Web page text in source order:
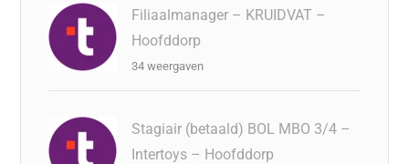
Filiaalmanager – KRUIDVAT –
Hoofddorp
34 weergaven
Stagiair (betaald) BOL MBO 3/4 –
Intertoys – Hoofddorp